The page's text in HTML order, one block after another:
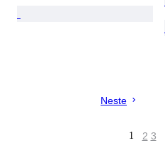
Neste
1 2 3